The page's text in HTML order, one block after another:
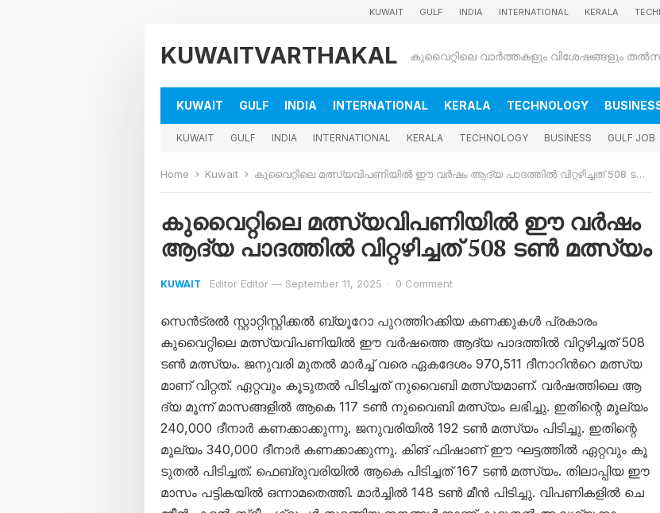
KUWAIT GULF INDIA INTERNATIONAL KERALA
KUWAITVARTHAKAL
KUWAIT GULF INDIA INTERNATIONAL KERALA TECHNOLOGY
KUWAIT GULF INDIA INTERNATIONAL KERALA TECHNOLOGY BUSINESS GULF JOB
Home Kuwait കുവൈറ്റിലെ മ​ത്സ്യ​വി​പ​ണി​യി​ൽ ഈ ​വ​ര്‍ഷം ആ​ദ്യ പാ​ദ​ത്തി​ല്‍ വി​റ്റ​ഴി​ച്ച​ത് 508 ട​ൺ മ​ത്സ്യം
കുവൈറ്റിലെ മ​ത്സ്യ​വി​പ​ണി​യി​ൽ ഈ ​വ​ര്‍ഷം
ആ​ദ്യ പാ​ദ​ത്തി​ല്‍ വി​റ്റ​ഴി​ച്ച​ത് 508 ട​ൺ മ​ത്സ്യം
KUWAIT Editor Editor — September 11, 2025 · 0 Comment
സെ​ൻ​ട്ര​ൽ സ്റ്റാ​റ്റി​സ്റ്റി​ക്ക​ൽ ബ്യൂ​റോ പു​റ​ത്തി​റ​ക്കി​യ ക​ണ​ക്കു​ക​ൾ പ്ര​കാ​രം
കുവൈറ്റിലെ മ​ത്സ്യ​വി​പ​ണി​യി​ൽ ഈ ​വ​ര്‍ഷ​ത്തെ ആ​ദ്യ പാ​ദ​ത്തി​ല്‍ വി​റ്റ​ഴി​ച്ച​ത് 508
ട​ൺ മ​ത്സ്യം. ജ​നു​വ​രി മു​ത​ൽ മാ​ർ​ച്ച് വ​രെ ഏ​ക​ദേ​ശം 970,511 ദീ​നാ​റി​ന്‍റെ മ​ത്സ്യ​
മാ​ണ് വി​റ്റ​ത്. ഏ​റ്റ​വും കൂ​ടു​ത​ൽ പി​ടി​ച്ച​ത് നു​വൈ​ബി മ​ത്സ്യ​മാ​ണ്. വ​ർ​ഷ​ത്തി​ലെ ആ​
ദ്യ മൂ​ന്ന് മാ​സ​ങ്ങ​ളി​ൽ ആ​കെ 117 ട​ൺ നു​വൈ​ബി മ​ത്സ്യം ല​ഭി​ച്ചു. ഇ​തി​ന്റെ മൂ​ല്യം
240,000 ദീ​നാ​ർ ക​ണ​ക്കാ​ക്കു​ന്നു. ജ​നു​വ​രി​യി​ൽ 192 ട​ൺ മ​ത്സ്യം പി​ടി​ച്ചു. ഇ​തി​ന്റെ
മൂ​ല്യം 340,000 ദീ​നാ​ർ ക​ണ​ക്കാ​ക്കു​ന്നു. കി​ങ് ഫി​ഷാ​ണ് ഈ ​ഘ​ട്ട​ത്തി​ൽ ഏ​റ്റ​വും കൂ​
ടു​ത​ൽ പി​ടി​ച്ച​ത്. ഫെ​ബ്രു​വ​രി​യി​ൽ ആ​കെ പി​ടി​ച്ച​ത് 167 ട​ൺ മ​ത്സ്യം. തി​ലാ​പ്പി​യ ഈ
​മാ​സം പ​ട്ടി​ക​യി​ൽ ഒ​ന്നാ​മ​തെ​ത്തി. മാ​ർ​ച്ചി​ൽ 148 ട​ൺ മീ​ൻ പി​ടി​ച്ചു. വി​പ​ണി​ക​ളി​ൽ ചെ​